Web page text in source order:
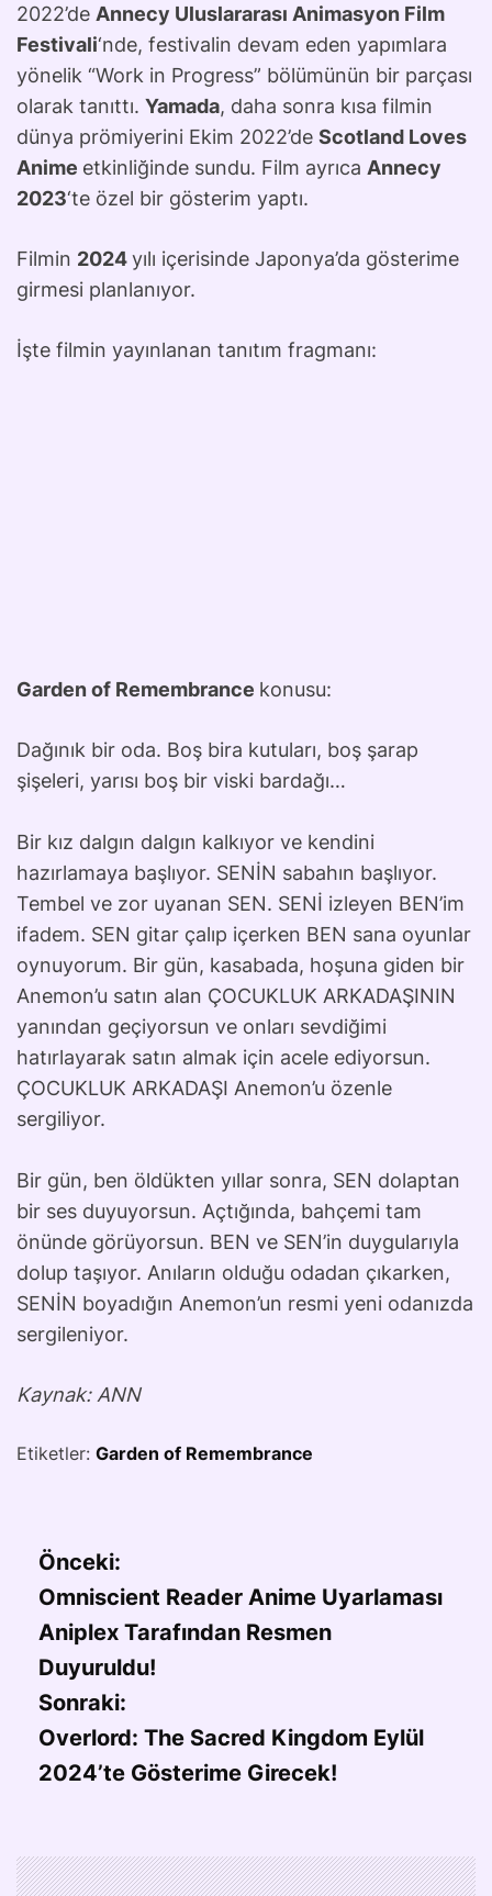
2022’de Annecy Uluslararası Animasyon Film
Festivali‘nde, festivalin devam eden yapımlara
yönelik “Work in Progress” bölümünün bir parçası
olarak tanıttı. Yamada, daha sonra kısa filmin
dünya prömiyerini Ekim 2022’de Scotland Loves
Anime etkinliğinde sundu. Film ayrıca Annecy
2023‘te özel bir gösterim yaptı.
Filmin 2024yılı içerisinde Japonya’da gösterime
girmesi planlanıyor.
İşte filmin yayınlanan tanıtım fragmanı:
Garden of Remembrance konusu:
Dağınık bir oda. Boş bira kutuları, boş şarap
şişeleri, yarısı boş bir viski bardağı…
Bir kız dalgın dalgın kalkıyor ve kendini
hazırlamaya başlıyor. SENİN sabahın başlıyor.
Tembel ve zor uyanan SEN. SENİ izleyen BEN’im
ifadem. SEN gitar çalıp içerken BEN sana oyunlar
oynuyorum. Bir gün, kasabada, hoşuna giden bir
Anemon’u satın alan ÇOCUKLUK ARKADAŞININ
yanından geçiyorsun ve onları sevdiğimi
hatırlayarak satın almak için acele ediyorsun.
ÇOCUKLUK ARKADAŞI Anemon’u özenle
sergiliyor.
Bir gün, ben öldükten yıllar sonra, SEN dolaptan
bir ses duyuyorsun. Açtığında, bahçemi tam
önünde görüyorsun. BEN ve SEN’in duygularıyla
dolup taşıyor. Anıların olduğu odadan çıkarken,
SENİN boyadığın Anemon’un resmi yeni odanızda
sergileniyor.
Kaynak: ANN
Etiketler: Garden of Remembrance
Önceki:
Omniscient Reader Anime Uyarlaması
Aniplex Tarafından Resmen
Duyuruldu!
Sonraki:
Overlord: The Sacred Kingdom Eylül
2024’te Gösterime Girecek!